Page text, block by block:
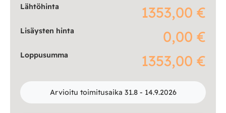
Lähtöhinta 1353,00 €
Lisäysten hinta 0,00 €
Loppusumma 1353,00 €
Arvioitu toimitusaika 31.8 - 14.9.2026